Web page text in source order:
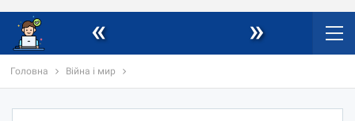
« »
Головна Війна і мир